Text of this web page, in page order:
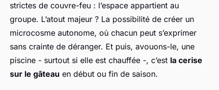
strictes de couvre-feu : l’espace appartient au
groupe. L’atout majeur ? La possibilité de créer un
microcosme autonome, où chacun peut s’exprimer
sans crainte de déranger. Et puis, avouons-le, une
piscine - surtout si elle est chauffée -, c’est la cerise
sur le gâteau en début ou fin de saison.